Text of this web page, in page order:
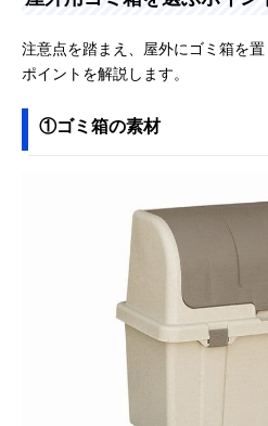
注意点を踏まえ、屋外にゴミ箱を
ポイントを解説します。
①ゴミ箱の素材